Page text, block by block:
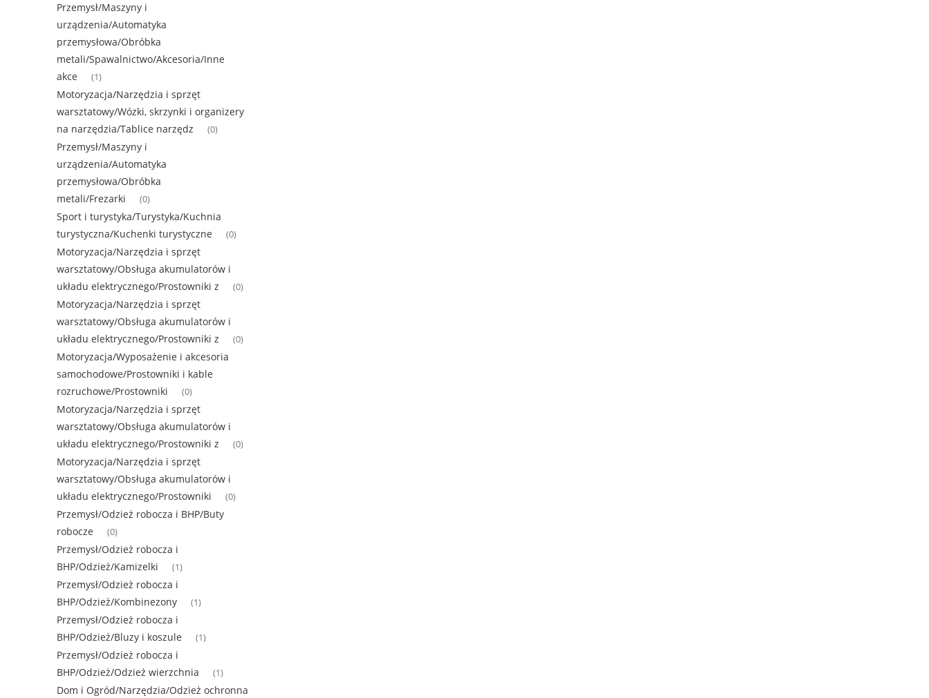
Przemysł/Maszyny i
urządzenia/Automatyka
przemysłowa/Obróbka
metali/Spawalnictwo/Akcesoria/Inne
akce
(1)
Motoryzacja/Narzędzia i sprzęt
warsztatowy/Wózki, skrzynki i organizery
na narzędzia/Tablice narzędz
(0)
Przemysł/Maszyny i
urządzenia/Automatyka
przemysłowa/Obróbka
metali/Frezarki
(0)
Sport i turystyka/Turystyka/Kuchnia
turystyczna/Kuchenki turystyczne
(0)
Motoryzacja/Narzędzia i sprzęt
warsztatowy/Obsługa akumulatorów i
układu elektrycznego/Prostowniki z
(0)
Motoryzacja/Narzędzia i sprzęt
warsztatowy/Obsługa akumulatorów i
układu elektrycznego/Prostowniki z
(0)
Motoryzacja/Wyposażenie i akcesoria
samochodowe/Prostowniki i kable
rozruchowe/Prostowniki
(0)
Motoryzacja/Narzędzia i sprzęt
warsztatowy/Obsługa akumulatorów i
układu elektrycznego/Prostowniki z
(0)
Motoryzacja/Narzędzia i sprzęt
warsztatowy/Obsługa akumulatorów i
układu elektrycznego/Prostowniki
(0)
Przemysł/Odzież robocza i BHP/Buty
robocze
(0)
Przemysł/Odzież robocza i
BHP/Odzież/Kamizelki
(1)
Przemysł/Odzież robocza i
BHP/Odzież/Kombinezony
(1)
Przemysł/Odzież robocza i
BHP/Odzież/Bluzy i koszule
(1)
Przemysł/Odzież robocza i
BHP/Odzież/Odzież wierzchnia
(1)
Dom i Ogród/Narzędzia/Odzież ochronna